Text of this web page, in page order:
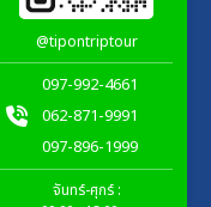
@tipontriptour
097-992-4661
062-871-9991
097-896-1999
จันทร์-ศุกร์ :